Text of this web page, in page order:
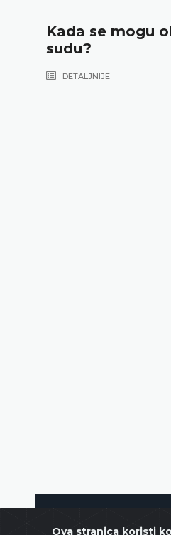
Ova stranica koristi
Kada se mogu
sudu?
DETALJNIJE
Ustavni